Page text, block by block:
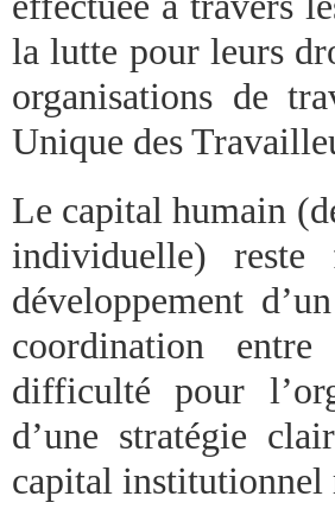
la lutte pour leurs
organisations de
Unique des
Le capital humain
individuelle)
développement
coordination
difficulté pour
d’une stratégie
capital institutionnel